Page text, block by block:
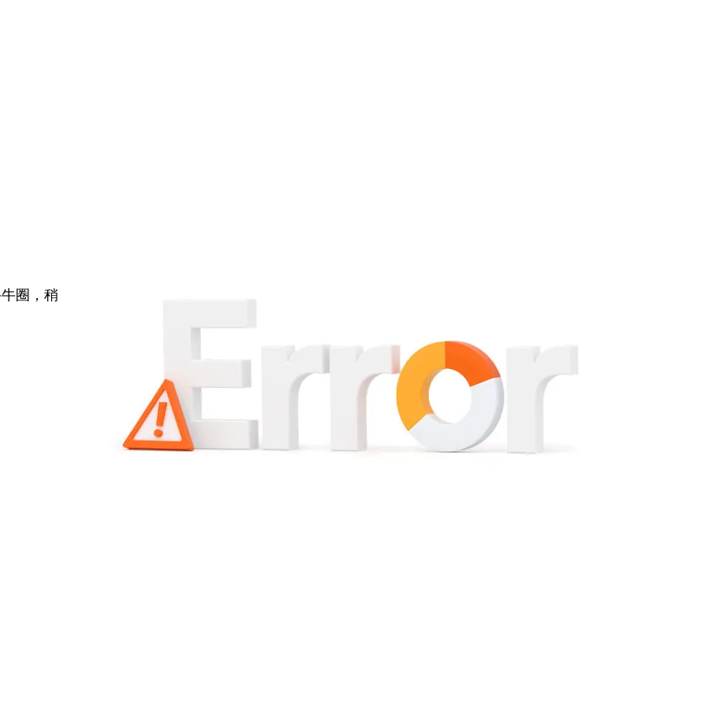
圈，稍